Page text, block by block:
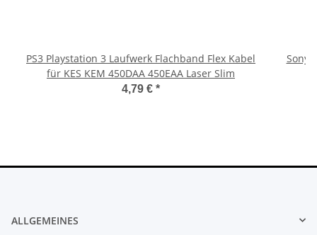
PS3 Playstation 3 Laufwerk Flachband Flex Kabel
für KES KEM 450DAA 450EAA Laser Slim
4,79 € *
Sony
ALLGEMEINES